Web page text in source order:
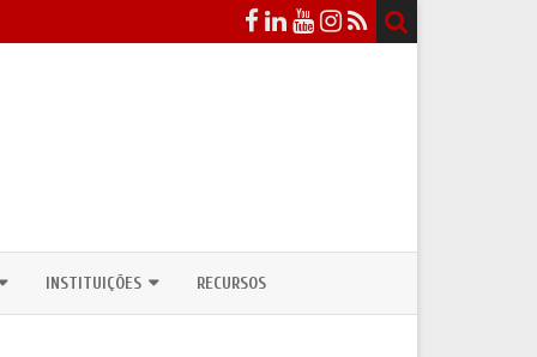
INSTITUIÇÕES RECURSOS